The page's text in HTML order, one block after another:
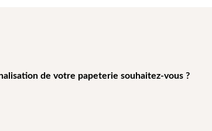
de votre papeterie souhaitez-vous ?